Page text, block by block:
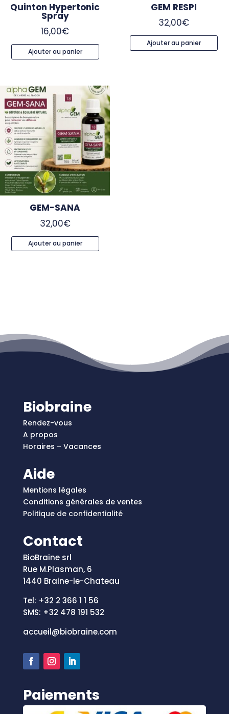
Quinton Hypertonic
Spray
16,00€
Ajouter au panier
GEM RESPI
32,00€
Ajouter au panier
GEM-SANA
32,00€
Ajouter au panier
Biobraine
Rendez-vous
A propos
Horaires – Vacances
Aide
Mentions légales
Conditions générales de ventes
Politique de confidentialité
Contact
BioBraine srl
Rue M.Plasman, 6
1440 Braine-le-Chateau
Tel: +32 2 366 1 1 56
SMS: +32 478 191 532
accueil@biobraine.com
Paiements